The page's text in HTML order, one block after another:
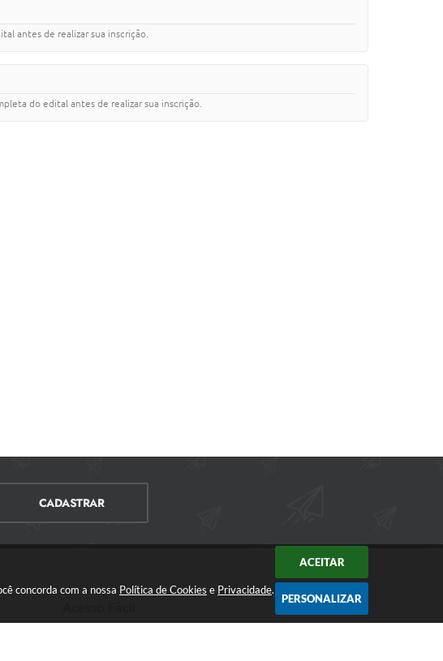
concorda com a nossa Política de Cookies e Privacidade.
ACEITAR
PERSONALIZAR
antes de realizar sua inscrição.
do edital antes de realizar sua inscrição.
CADASTRAR